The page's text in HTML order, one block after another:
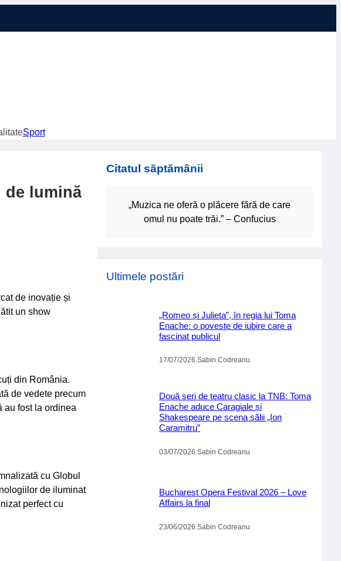
Sport
de lumină
de inovație și
un show
din România.
de vedete precum
au fost la ordinea
cu Globul
de iluminat
perfect cu
Citatul săptămânii
„Muzica ne oferă o plăcere fără de care
omul nu poate trăi.” – Confucius
Ultimele postări
„Romeo și Julieta”, în regia lui Toma
Enache: o poveste de iubire care a
fascinat publicul
17/07/2026.Sabin Codreanu
Două seri de teatru clasic la TNB: Toma
Enache aduce Caragiale și
Shakespeare pe scena sălii „Ion
Caramitru”
03/07/2026.Sabin Codreanu
Bucharest Opera Festival 2026 – Love
Affairs la final
23/06/2026 Sabin Codreanu